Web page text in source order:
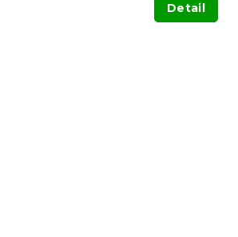
Detail